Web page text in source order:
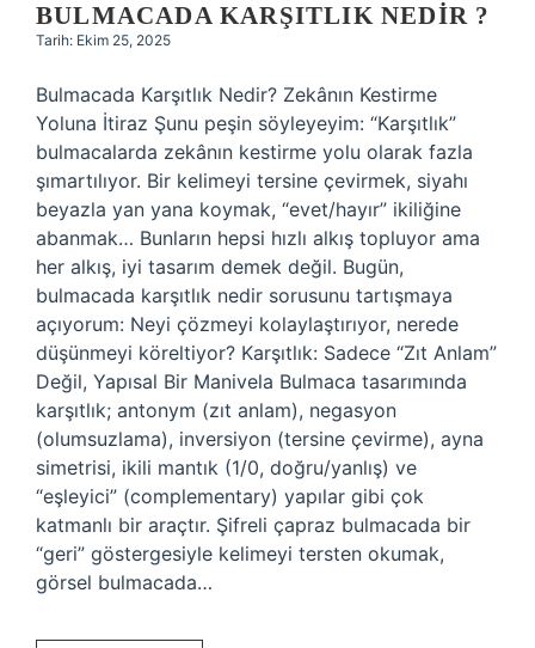
BULMACADA KARŞITLIK NEDIR ?
Tarih: Ekim 25, 2025
Bulmacada Karşıtlık Nedir? Zekânın Kestirme
Yoluna İtiraz Şunu peşin söyleyeyim: “Karşıtlık”
bulmacalarda zekânın kestirme yolu olarak fazla
şımartılıyor. Bir kelimeyi tersine çevirmek, siyahı
beyazla yan yana koymak, “evet/hayır” ikiliğine
abanmak… Bunların hepsi hızlı alkış topluyor ama
her alkış, iyi tasarım demek değil. Bugün,
bulmacada karşıtlık nedir sorusunu tartışmaya
açıyorum: Neyi çözmeyi kolaylaştırıyor, nerede
düşünmeyi köreltiyor? Karşıtlık: Sadece “Zıt Anlam”
Değil, Yapısal Bir Manivela Bulmaca tasarımında
karşıtlık; antonym (zıt anlam), negasyon
(olumsuzlama), inversiyon (tersine çevirme), ayna
simetrisi, ikili mantık (1/0, doğru/yanlış) ve
“eşleyici” (complementary) yapılar gibi çok
katmanlı bir araçtır. Şifreli çapraz bulmacada bir
“geri” göstergesiyle kelimeyi tersten okumak,
görsel bulmacada…